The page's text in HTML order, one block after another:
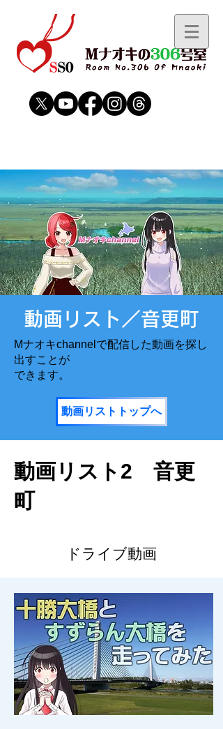
​動画リスト／音更町
Mナオキchannelで配信した動画を探し
出すことが
​できます。
動画リストトップへ
動画リスト2 音更
町
ドライブ動画